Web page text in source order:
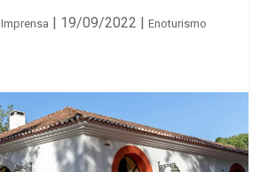
Imprensa | 19/09/2022 | Enoturismo